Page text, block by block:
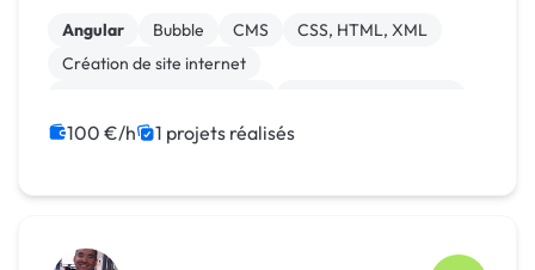
Angular Bubble CMS
CSS, HTML, XML
Création de site internet
Gestion site web
Installation de Script
100 €/h 1 projets réalisés